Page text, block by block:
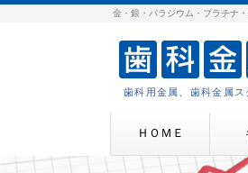
金・銀・パラジウム・プラチナ
歯科用金属、歯科金属
ＨＯＭＥ